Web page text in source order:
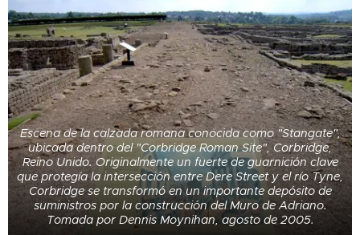
Escena de la calzada romana conocida como "Stangate",
ubicada dentro del "Corbridge Roman Site", Corbridge,
Reino Unido. Originalmente un fuerte de guarnición clave
que protegía la intersección entre Dere Street y el río Tyne,
Corbridge se transformó en un importante depósito de
suministros por la construcción del Muro de Adriano.
Tomada por Dennis Moynihan, agosto de 2005.